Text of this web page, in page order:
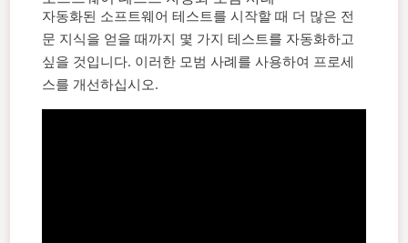
자동화된 소프트웨어 테스트를 시작할 때 더 많은 전
문 지식을 얻을 때까지 몇 가지 테스트를 자동화하고
싶을 것입니다. 이러한 모범 사례를 사용하여 프로세
스를 개선하십시오.